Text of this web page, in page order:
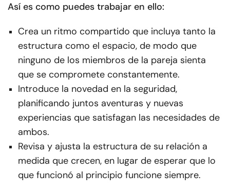
Así es como puedes trabajar en ello:
Crea un ritmo compartido que incluya tanto la
estructura como el espacio, de modo que
ninguno de los miembros de la pareja sienta
que se compromete constantemente.
Introduce la novedad en la seguridad,
planificando juntos aventuras y nuevas
experiencias que satisfagan las necesidades de
ambos.
Revisa y ajusta la estructura de su relación a
medida que crecen, en lugar de esperar que lo
que funcionó al principio funcione siempre.